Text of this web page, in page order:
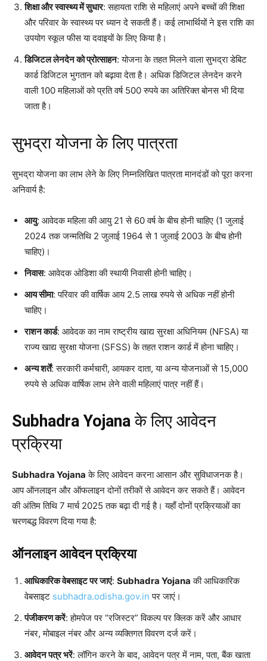
शिक्षा और स्वास्थ्य में सुधार: सहायता राशि से महिलाएं अपने बच्चों की शिक्षा
और परिवार के स्वास्थ्य पर ध्यान दे सकती हैं। कई लाभार्थियों ने इस राशि का
उपयोग स्कूल फीस या दवाइयों के लिए किया है।
डिजिटल लेनदेन को प्रोत्साहन: योजना के तहत मिलने वाला सुभद्रा डेबिट
कार्ड डिजिटल भुगतान को बढ़ावा देता है। अधिक डिजिटल लेनदेन करने
वाली 100 महिलाओं को प्रति वर्ष 500 रुपये का अतिरिक्त बोनस भी दिया
जाता है।
सुभद्रा योजना के लिए पात्रता
सुभद्रा योजना का लाभ लेने के लिए निम्नलिखित पात्रता मानदंडों को पूरा करना
अनिवार्य है:
आयु: आवेदक महिला की आयु 21 से 60 वर्ष के बीच होनी चाहिए (1 जुलाई
2024 तक जन्मतिथि 2 जुलाई 1964 से 1 जुलाई 2003 के बीच होनी
चाहिए)।
निवास: आवेदक ओडिशा की स्थायी निवासी होनी चाहिए।
आय सीमा: परिवार की वार्षिक आय 2.5 लाख रुपये से अधिक नहीं होनी
चाहिए।
राशन कार्ड: आवेदक का नाम राष्ट्रीय खाद्य सुरक्षा अधिनियम (NFSA) या
राज्य खाद्य सुरक्षा योजना (SFSS) के तहत राशन कार्ड में होना चाहिए।
अन्य शर्तें: सरकारी कर्मचारी, आयकर दाता, या अन्य योजनाओं से 15,000
रुपये से अधिक वार्षिक लाभ लेने वाली महिलाएं पात्र नहीं हैं।
Subhadra Yojanaके लिए आवेदन
प्रक्रिया
Subhadra Yojana के लिए आवेदन करना आसान और सुविधाजनक है।
आप ऑनलाइन और ऑफलाइन दोनों तरीकों से आवेदन कर सकते हैं। आवेदन
की अंतिम तिथि 7 मार्च 2025 तक बढ़ा दी गई है। यहाँ दोनों प्रक्रियाओं का
चरणबद्ध विवरण दिया गया है:
ऑनलाइन आवेदन प्रक्रिया
आधिकारिक वेबसाइट पर जाएं: Subhadra Yojana की आधिकारिक
वेबसाइट subhadra.odisha.gov.in पर जाएं।
पंजीकरण करें: होमपेज पर “रजिस्टर” विकल्प पर क्लिक करें और आधार
नंबर, मोबाइल नंबर और अन्य व्यक्तिगत विवरण दर्ज करें।
आवेदन पत्र भरें: लॉगिन करने के बाद, आवेदन पत्र में नाम, पता, बैंक खाता